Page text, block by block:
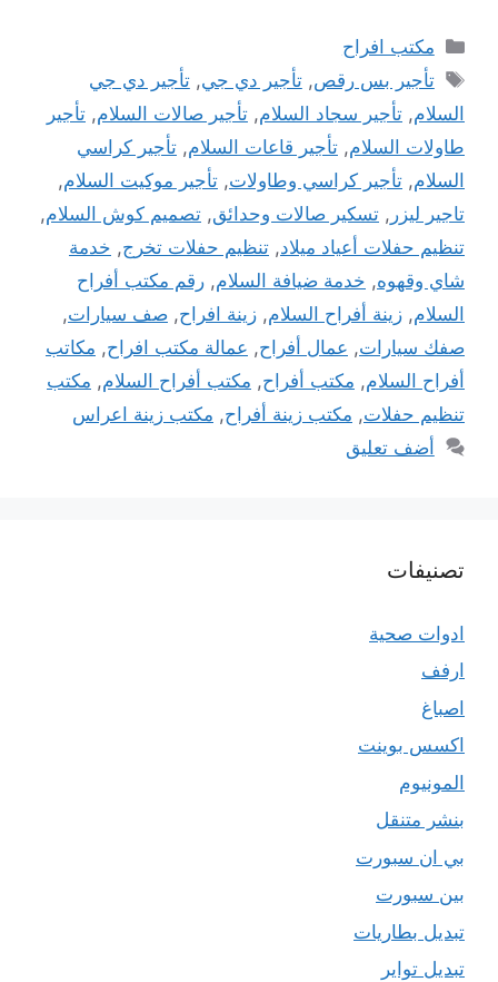
التصنيفات
مكتب افراح
الوسوم
تأجير بس رقص,تأجير دي جي,تأجير دي جي
السلام, تأجير سجاد السلام, تأجير صالات السلام, تأجير
طاولات السلام, تأجير قاعات السلام, تأجير كراسي
السلام, تأجير كراسي وطاولات, تأجير موكيت السلام,
تاجير ليزر , تسكير صالات وحدائق, تصميم كوش السلام,
تنظيم حفلات أعياد ميلاد, تنظيم حفلات تخرج, خدمة
شاي وقهوه, خدمة ضيافة السلام, رقم مكتب أفراح
السلام, زينة أفراح السلام, زينة افراح, صف سيارات,
صفك سيارات, عمال أفراح, عمالة مكتب افراح, مكاتب
أفراح السلام, مكتب أفراح, مكتب أفراح السلام, مكتب
تنظيم حفلات, مكتب زينة أفراح, مكتب زينة اعراس
أضف تعليق
تصنيفات
ادوات صحية
ارفف
اصباغ
اكسس بوينت
المونيوم
بنشر متنقل
بي ان سبورت
بين سبورت
تبديل بطاريات
تبديل تواير